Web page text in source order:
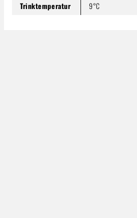
Trinktemperatur
9°C